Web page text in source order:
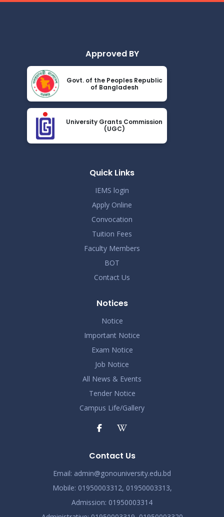
Read More
Jun 14
2026
জানুয়ারি-জুন, ২০২৬ টার্মের সেমিস্টার ফাইনাল পরীক্ষার সংশোধিত
বিজ্ঞপ্তি
May 23
2026
সংশোধিতঃ জানুয়ারি-জুন, ২০২৬ টার্মের সেমিস্টার পরীক্ষার সময়সূচী
Read More
Approved BY
Govt. of the Peoples Republic
of Bangladesh
University Grants Commission
(UGC)
Quick Links
IEMS login
Apply Online
Convocation
Tuition Fees
Faculty Members
BOT
Contact Us
Notices
Notice
Important Notice
Exam Notice
Job Notice
All News & Events
Tender Notice
Campus Life/Gallery
Contact Us
Email: admin@gonouniversity.edu.bd
Mobile: 01950003312, 01950003313,
Admission: 01950003314